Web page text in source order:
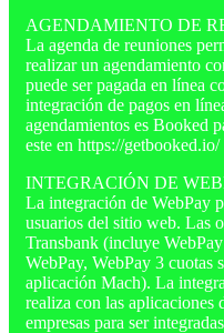
AGENDAMIENTO DE
La agenda de reuniones
realizar un agendamiento
puede ser pagada en línea
integración de pagos en
agendamientos es Booked
este en https://getbooked.io/
INTEGRACIÓN DE
La integración de WebPay
usuarios del sitio web. Las
Transbank (incluye
WebPay, WebPay 3 cuotas
aplicación Mach). La
realiza con las aplicaciones
empresas para ser